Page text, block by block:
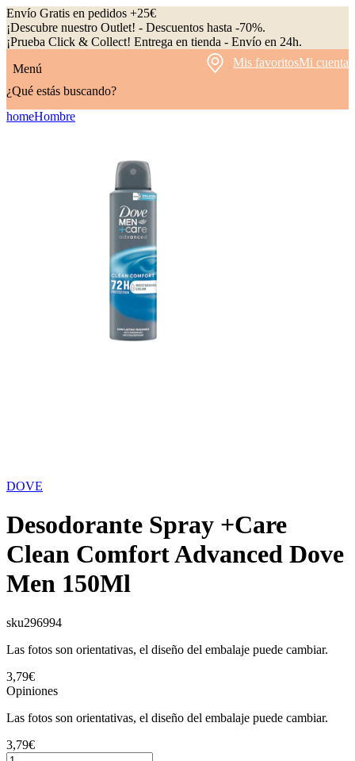
Envío Gratis en pedidos +25€
¡Descubre nuestro Outlet! - Descuentos hasta -70%.
¡Prueba Click & Collect! Entrega en tienda - Envío en 24h.
Menú
Mis favoritosMi cuenta
¿Qué estás buscando?
homeHombre
DOVE
Desodorante Spray +Care
Clean Comfort Advanced Dove
Men 150Ml
sku296994
Las fotos son orientativas, el diseño del embalaje puede cambiar.
3,79€
Opiniones
Las fotos son orientativas, el diseño del embalaje puede cambiar.
3,79€